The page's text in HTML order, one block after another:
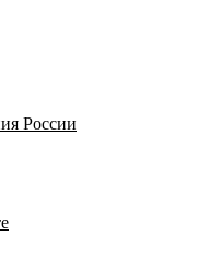
России